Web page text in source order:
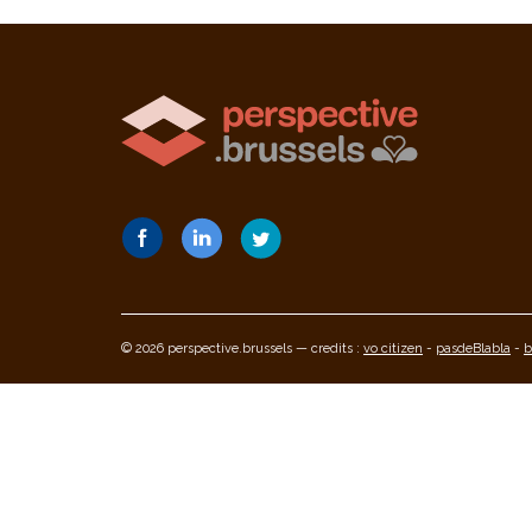
© 2026 perspective.brussels — credits : vo citizen - pasdeBlabla -